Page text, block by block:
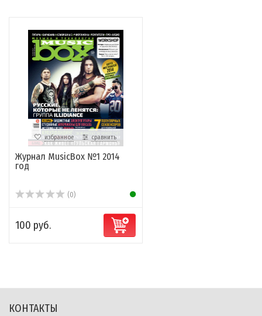
избранное сравнить
Журнал MusicBox №1 2014
год
(0)
100 руб.
КОНТАКТЫ